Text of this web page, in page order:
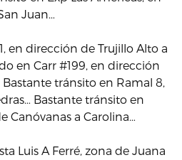
Juan…
en dirección de Trujillo Alto a
en Carr #199, en dirección
tránsito en Ramal 8,
Bastante tránsito en
Canóvanas a Carolina…
Luis A Ferré, zona de Juana